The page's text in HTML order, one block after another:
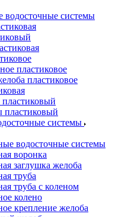
водосточные системы
пластиковое
пластиковое
пластиковый
системы
водосточные системы
воронка
заглушка желоба
труба
труба c коленом
колено
крепление желоба